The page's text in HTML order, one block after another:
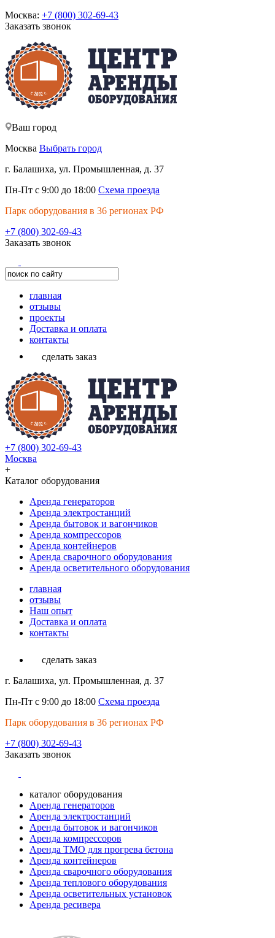
Москва: +7 (800) 302-69-43
Заказать звонок
Ваш город
Москва Выбрать город
г. Балашиха, ул. Промышленная, д. 37
Пн-Пт с 9:00 до 18:00 Схема проезда
Парк оборудования в 36 регионах РФ
+7 (800) 302-69-43
Заказать звонок
главная
отзывы
проекты
Доставка и оплата
контакты
сделать заказ
+7 (800) 302-69-43
Москва
+
Каталог оборудования
Аренда генераторов
Аренда электростанций
Аренда бытовок и вагончиков
Аренда компрессоров
Аренда контейнеров
Аренда сварочного оборудования
Аренда осветительного оборудования
главная
отзывы
Наш опыт
Доставка и оплата
контакты
сделать заказ
г. Балашиха, ул. Промышленная, д. 37
Пн-Пт с 9:00 до 18:00 Схема проезда
Парк оборудования в 36 регионах РФ
+7 (800) 302-69-43
Заказать звонок
каталог оборудования
Аренда генераторов
Аренда электростанций
Аренда бытовок и вагончиков
Аренда компрессоров
Аренда ТМО для прогрева бетона
Аренда контейнеров
Аренда сварочного оборудования
Аренда теплового оборудования
Аренда осветительных установок
Аренда ресивера